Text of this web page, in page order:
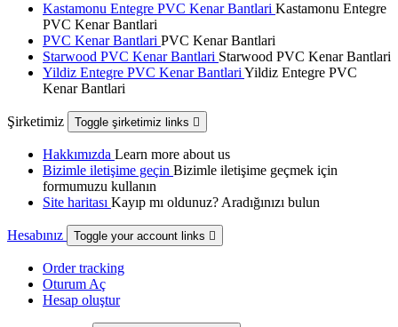
Kastamonu Entegre PVC Kenar Bantlari Kastamonu Entegre
PVC Kenar Bantlari
PVC Kenar Bantlari PVC Kenar Bantlari
Starwood PVC Kenar Bantlari Starwood PVC Kenar Bantlari
Yildiz Entegre PVC Kenar Bantlari Yildiz Entegre PVC
Kenar Bantlari
Şirketimiz Toggle şirketimiz links 
Hakkımızda Learn more about us
Bizimle iletişime geçin Bizimle iletişime geçmek için
formumuzu kullanın
Site haritası Kayıp mı oldunuz? Aradığınızı bulun
Hesabınız Toggle your account links 
Order tracking
Oturum Aç
Hesap oluştur